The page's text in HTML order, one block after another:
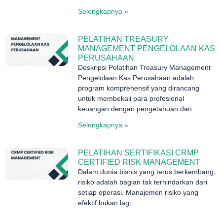
Selengkapnya »
PELATIHAN TREASURY
MANAGEMENT PENGELOLAAN KAS
PERUSAHAAN
Deskripsi Pelatihan Treasury Management
Pengelolaan Kas Perusahaan adalah
program komprehensif yang dirancang
untuk membekali para profesional
keuangan dengan pengetahuan dan
Selengkapnya »
PELATIHAN SERTIFIKASI CRMP
CERTIFIED RISK MANAGEMENT
Dalam dunia bisnis yang terus berkembang,
risiko adalah bagian tak terhindarkan dari
setiap operasi. Manajemen risiko yang
efektif bukan lagi